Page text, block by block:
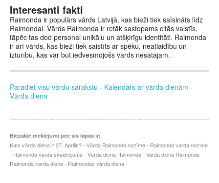
Interesanti fakti
Raimonda ir populārs vārds Latvijā, kas bieži tiek saīsināts līdz
Raimondai. Vārds Raimonda ir retāk sastopams citās valstīs,
tāpēc tas dod personai unikālu un atšķirīgu identitāti. Raimonda
ir arī vārds, kas bieži tiek saistīts ar spēku, neatlaidību un
izturību, kas var būt iedvesmojošs vārds nēsātājam.
Parādiet visu vārdu sarakstu - Kalendārs ar vārda dienām -
Vārda diena
Biežākie meklējumi pēc šīs lapas ir:
Kam vārda diena ir 27. Aprilis? - Vārda Raimonda nozīme - Raimonda varda nozime
- Raimonda vārda skaidrojums - Vārda diena Raimonda - Varda diena Raimonda -
Raimonda varda diena - Raimondas vārda diena -